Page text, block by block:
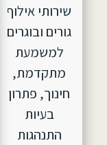
שירותי אילוף
גורים ובוגרים
למשמעת
מתקדמת,
חינוך, פתרון
בעיות
התנהגות